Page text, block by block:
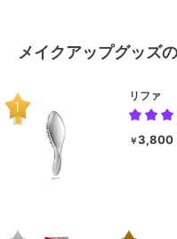
メイクアップグッズ
リファ
￥3,800